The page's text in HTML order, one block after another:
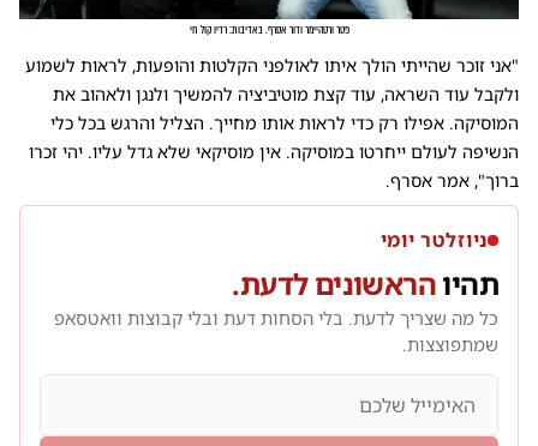
פטר ורטהיימר ודור אסרף. באדיבות: רדיו קול חי
"אני זוכר שהייתי הולך איתו לאולפני הקלטות והופעות, לראות לשמוע
ולקבל עוד השראה, עוד קצת מוטיביציה להמשיך ולנגן ולאהוב את
המוסיקה. אפילו רק כדי לראות אותו מחייך. הצליל והרגש בכל כלי
הנשיפה לעולם ייחרטו במוסיקה. אין מוסיקאי שלא גדל עליו. יהי זכרו
ברוך", אמר אסרף.
ניוזלטר יומי
תהיוהראשונים לדעת.
כל מה שצריך לדעת. בלי הסחות דעת ובלי קבוצות וואטסאפ
שמתפוצצות.